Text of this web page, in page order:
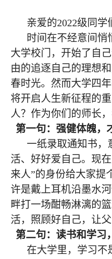
亲爱的2022级同学
时间在不经意间
大学校门，开始了自
由的追逐自己的理想
春时光。然而大学四
将开启人生新征程的
人？作为你们的师长
第一句：强健体魄，
一纸录取通知书，
活、好好爱自己。现
来人”的身份给大家提
许是戴上耳机沿墨水
畔打一场酣畅淋漓的
活，照顾好自己，让父
第二句：读书和学习
在大学里，学习不